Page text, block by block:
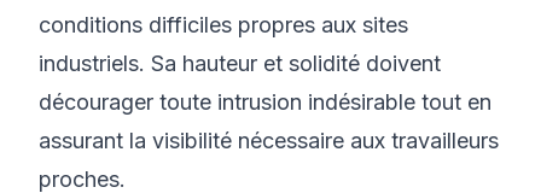
conditions difficiles propres aux sites
industriels. Sa hauteur et solidité doivent
décourager toute intrusion indésirable tout en
assurant la visibilité nécessaire aux travailleurs
proches.